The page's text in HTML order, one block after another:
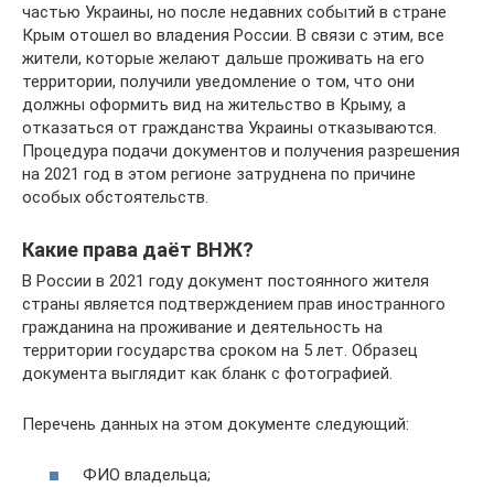
частью Украины, но после недавних событий в стране
Крым отошел во владения России. В связи с этим, все
жители, которые желают дальше проживать на его
территории, получили уведомление о том, что они
должны оформить вид на жительство в Крыму, а
отказаться от гражданства Украины отказываются.
Процедура подачи документов и получения разрешения
на 2021 год в этом регионе затруднена по причине
особых обстоятельств.
Какие права даёт ВНЖ?
В России в 2021 году документ постоянного жителя
страны является подтверждением прав иностранного
гражданина на проживание и деятельность на
территории государства сроком на 5 лет. Образец
документа выглядит как бланк с фотографией.
Перечень данных на этом документе следующий:
ФИО владельца;